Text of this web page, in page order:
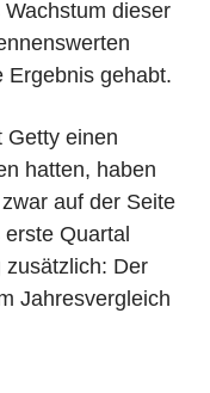
dieser
Ergebnis gehabt.
Getty einen
hatten, haben
auf der Seite
Quartal
zusätzlich: Der
Jahresvergleich